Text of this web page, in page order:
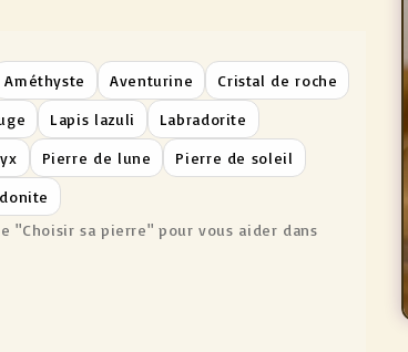
Améthyste Aventurine Cristal de roche
Lapis lazuli Labradorite
Pierre de lune Pierre de soleil
"Choisir sa pierre" pour vous aider dans